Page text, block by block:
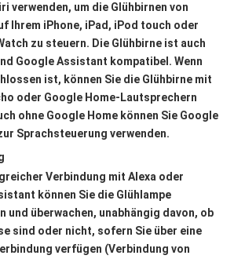
verwenden, um die Glühbirnen von
Ihrem iPhone, iPad, iPod touch oder
zu steuern. Die Glühbirne ist auch
Google Assistant kompatibel. Wenn
ist, können Sie die Glühbirne mit
oder Google Home-Lautsprechern
ohne Google Home können Sie Google
Sprachsteuerung verwenden.
Verbindung mit Alexa oder
können Sie die Glühlampe
und überwachen, unabhängig davon, ob
sind oder nicht, sofern Sie über eine
verfügen (Verbindung von